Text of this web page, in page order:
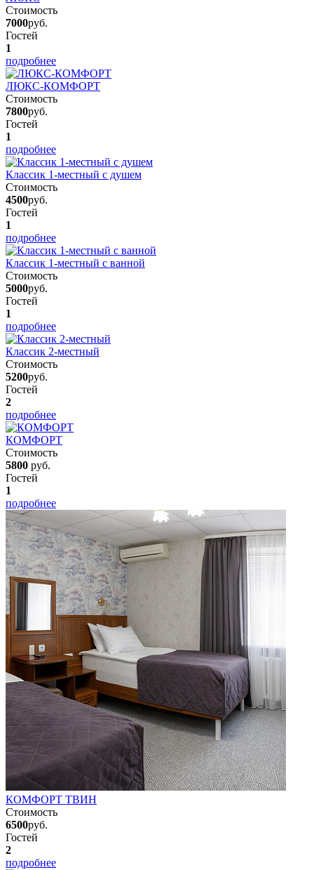
Стоимость
7000руб.
Гостей
1
подробнее
ЛЮКС-КОМФОРТ
Стоимость
7800руб.
Гостей
1
подробнее
Классик 1-местный с душем
Стоимость
4500руб.
Гостей
1
подробнее
Классик 1-местный с ванной
Стоимость
5000руб.
Гостей
1
подробнее
Классик 2-местный
Стоимость
5200руб.
Гостей
2
подробнее
КОМФОРТ
Стоимость
5800 руб.
Гостей
1
подробнее
КОМФОРТ ТВИН
Стоимость
6500руб.
Гостей
2
подробнее